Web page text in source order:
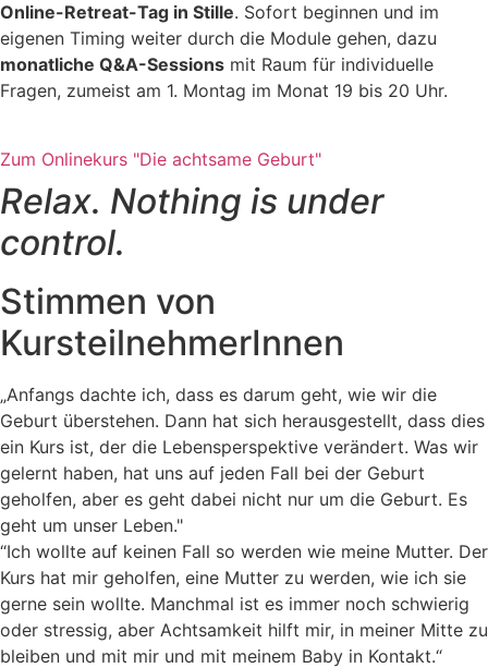
Online-Retreat-Tag in Stille. Sofort beginnen und im
eigenen Timing weiter durch die Module gehen, dazu
monatliche Q&A-Sessions mit Raum für individuelle
Fragen, zumeist am 1. Montag im Monat 19 bis 20 Uhr.
Zum Onlinekurs "Die achtsame Geburt"
Relax. Nothing is under
control.
Stimmen von
KursteilnehmerInnen
„Anfangs dachte ich, dass es darum geht, wie wir die
Geburt überstehen. Dann hat sich herausgestellt, dass dies
ein Kurs ist, der die Lebensperspektive verändert. Was wir
gelernt haben, hat uns auf jeden Fall bei der Geburt
geholfen, aber es geht dabei nicht nur um die Geburt. Es
geht um unser Leben."
“Ich wollte auf keinen Fall so werden wie meine Mutter. Der
Kurs hat mir geholfen, eine Mutter zu werden, wie ich sie
gerne sein wollte. Manchmal ist es immer noch schwierig
oder stressig, aber Achtsamkeit hilft mir, in meiner Mitte zu
bleiben und mit mir und mit meinem Baby in Kontakt.“​